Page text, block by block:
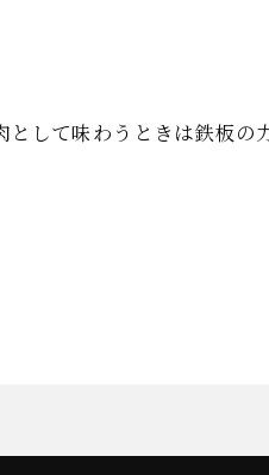
して味わうときは鉄板の